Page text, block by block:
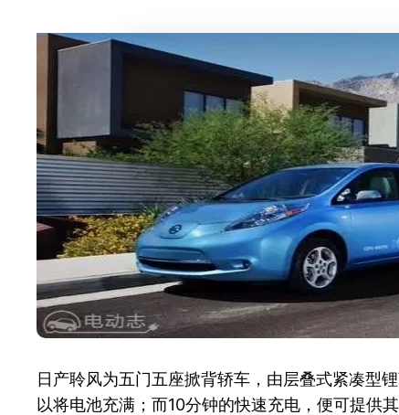
日产聆风为五门五座掀背轿车，由层叠式紧凑型
以将电池充满；而10分钟的快速充电，便可提供